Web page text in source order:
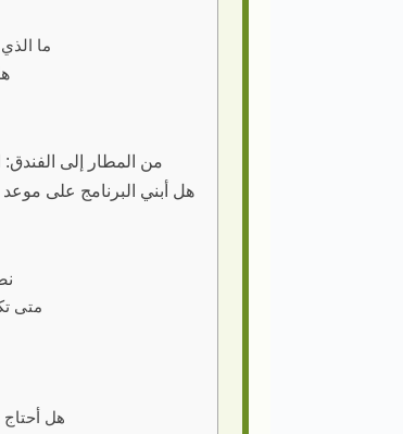
ما
من المطار إلى الفندق:
هل أبني البرنامج على
متى
هل